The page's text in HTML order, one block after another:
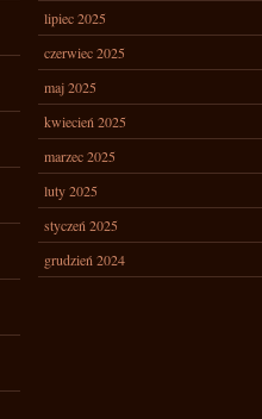
lipiec 2025
czerwiec 2025
maj 2025
kwiecień 2025
marzec 2025
luty 2025
styczeń 2025
grudzień 2024